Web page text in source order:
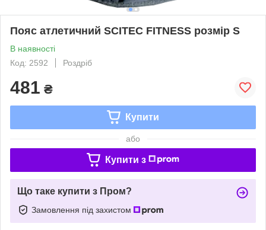
Пояс атлетичний SCITEC FITNESS розмір S
В наявності
Код: 2592
Роздріб
481 ₴
Купити
або
Купити з
Що таке купити з Пром?
Замовлення під захистом